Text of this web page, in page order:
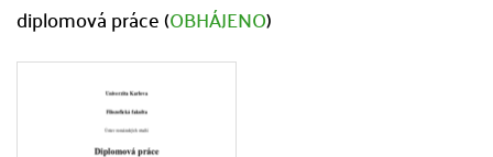
diplomová práce (OBHÁJENO)